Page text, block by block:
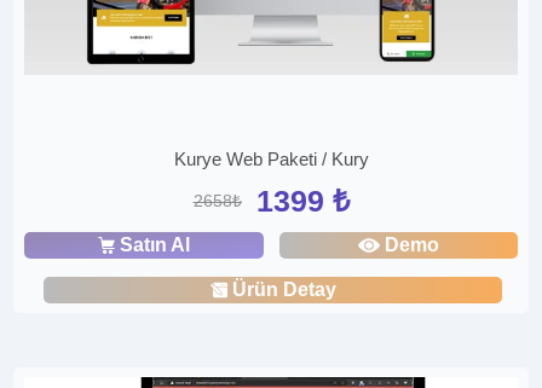
Kurye Web Paketi / Kury
2658₺ 1399 ₺
Satın Al Demo
Ürün Detay